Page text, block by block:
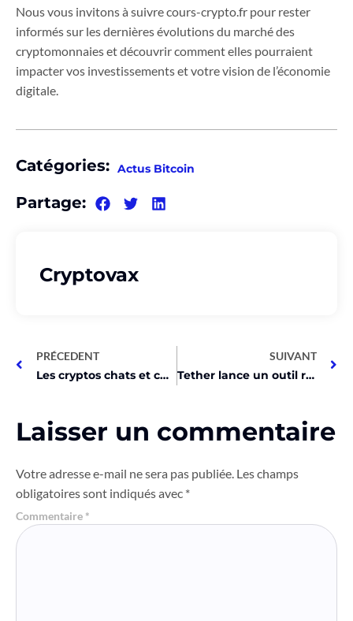
Nous vous invitons à suivre cours-crypto.fr pour rester
informés sur les dernières évolutions du marché des
cryptomonnaies et découvrir comment elles pourraient
impacter vos investissements et votre vision de l’économie
digitale.
Catégories: Actus Bitcoin
Partage:
Cryptovax
PRÉCEDENT
Les cryptos chats et chiens explosent de 1000% en un mois !
SUIVANT
Tether lance un outil révolutionnaire pour transférer USDT !
Laisser un commentaire
Votre adresse e-mail ne sera pas publiée. Les champs
obligatoires sont indiqués avec *
Commentaire *